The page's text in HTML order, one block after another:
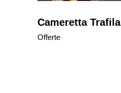
Cameretta Trafila
Offerte